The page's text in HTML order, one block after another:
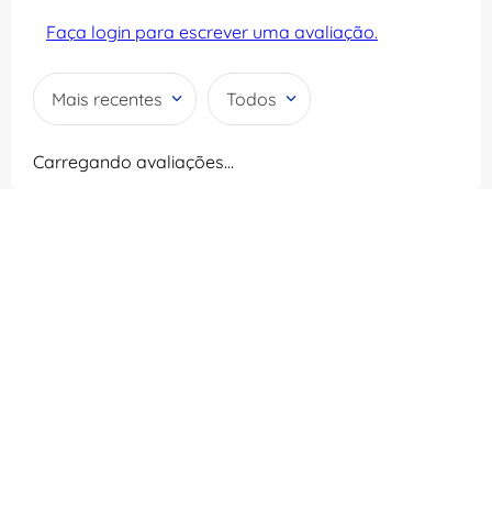
Faça login para escrever uma avaliação.
Mais recentes Todos
Carregando avaliações…